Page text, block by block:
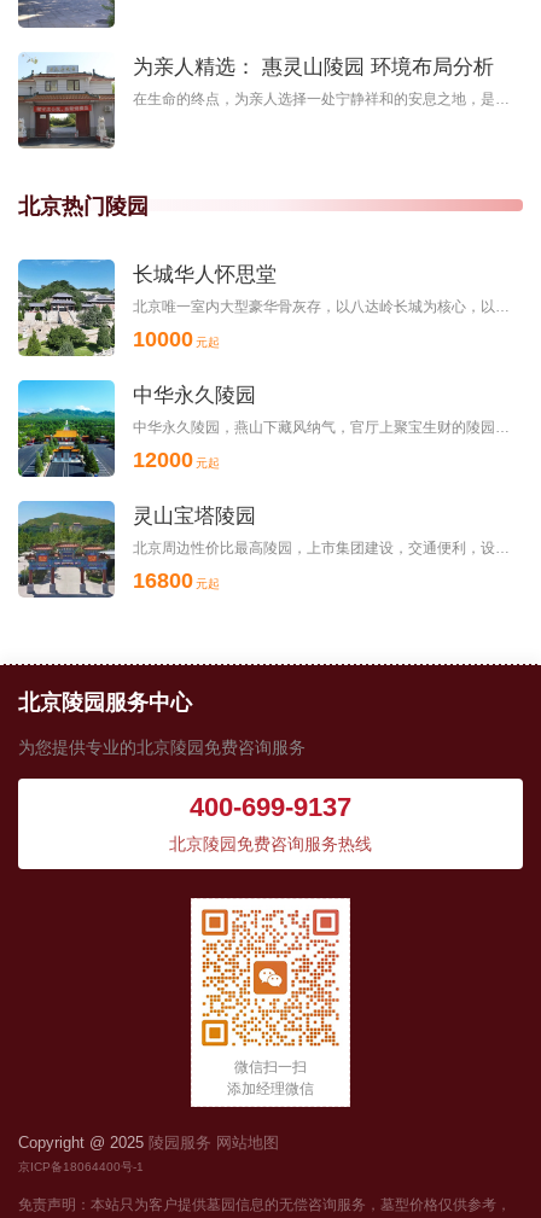
为亲人精选： 惠灵山陵园 环境布局分析
在生命的终点，为亲人选择一处宁静祥和的安息之地，是寄托哀思的重要方式。惠灵山陵园以其优美的环境、贴心的服务和多样化的设计，成为许多家庭的首选。这里不仅是一处安息之所，更是一座充满人文关怀的纪念园地，让
北京热门陵园
长城华人怀思堂
北京唯一室内大型豪华骨灰存，以八达岭长城为核心，以龙庆峡、康西草原为支点，山清水秀、植被茂... ...
10000元起
中华永久陵园
中华永久陵园，燕山下藏风纳气，官厅上聚宝生财的陵园，当属于名士英烈魂归处，寻常百姓安枕乡。
12000元起
灵山宝塔陵园
北京周边性价比最高陵园，上市集团建设，交通便利，设施齐全，服务周到
16800元起
北京陵园服务中心
为您提供专业的北京陵园免费咨询服务
400-699-9137
北京陵园免费咨询服务热线
微信扫一扫
添加经理微信
Copyright @ 2025 陵园服务 网站地图
京ICP备18064400号-1
免责声明：本站只为客户提供墓园信息的无偿咨询服务，墓型价格仅供参考，